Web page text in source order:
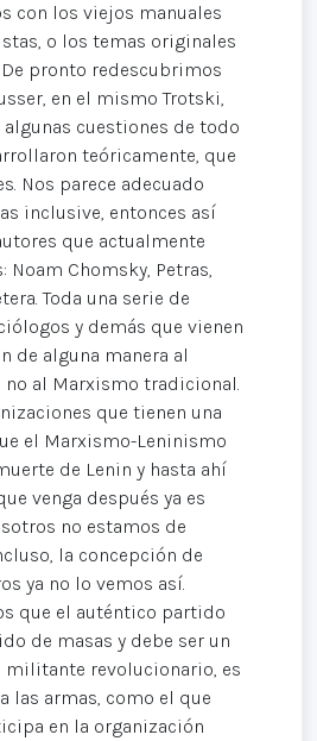
con los viejos manuales
o los temas originales
De pronto redescubrimos
en el mismo Trotski,
algunas cuestiones de todo
teóricamente, que
Nos parece adecuado
inclusive, entonces así
que actualmente
Noam Chomsky, Petras,
Toda una serie de
y demás que vienen
de alguna manera al
no al Marxismo tradicional.
que tienen una
el Marxismo-Leninismo
de Lenin y hasta ahí
venga después ya es
no estamos de
la concepción de
ya no lo vemos así.
que el auténtico partido
de masas y debe ser un
revolucionario, es
las armas, como el que
en la organización